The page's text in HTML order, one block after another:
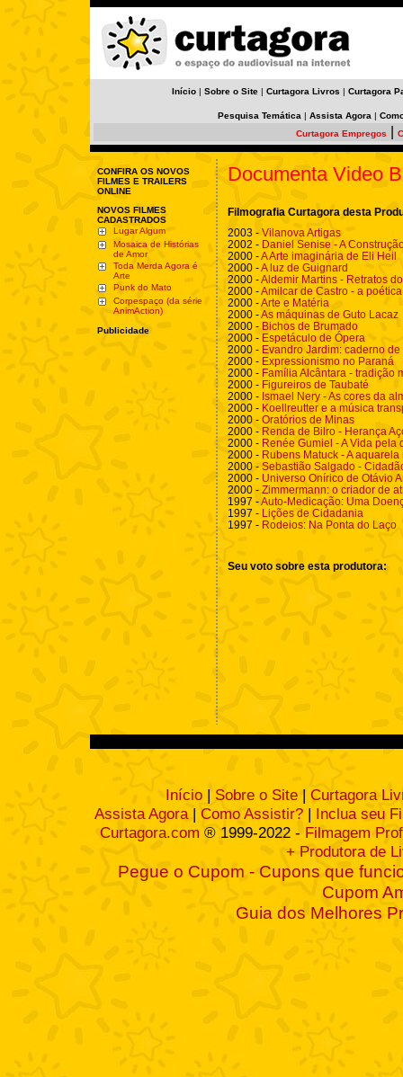
Início | Sobre o Site | Curtagora Livros | Curtagora
Pesquisa Temática | Assista Agora |
Curtagora Empregos
CONFIRA OS NOVOS
FILMES E TRAILERS
ONLINE
NOVOS FILMES
CADASTRADOS
Lugar Algum
Mosaica de Histórias
de Amor
Toda Merda Agora é
Arte
Punk do Mato
Corpespaço (da série
AnimAction)
Publicidade
Documenta Video
Filmografia Curtagora desta
2003 - Vilanova Artigas
2002 - Daniel Senise - A
2000 -A Arte imaginária de Eli Heil
2000 -A luz de Guignard
2000 -Aldemir Martins - Retratos
2000 -Amilcar de Castro - a
2000 -Arte e Matéria
2000 -As máquinas de Guto Lacaz
2000 - Bichos de Brumado
2000 - Espetáculo de Ópera
2000 - Evandro Jardim: caderno
2000 - Expressionismo no Paraná
2000 - Família Alcântara - tradição
2000 - Figureiros de Taubaté
2000 - Ismael Nery - As cores da
2000 - Koellreutter e a música
2000 - Oratórios de Minas
2000 - Renda de Bilro - Herança
2000 - Renée Gumiel - A Vida pela
2000 - Rubens Matuck - A aquarela
2000 - Sebastião Salgado -
2000 - Universo Onírico de Otávio
2000 - Zimmermann: o criador de
1997 -Auto-Medicação: Uma
1997 - Lições de Cidadania
1997 - Rodeios: Na Ponta do Laço
Seu voto sobre esta produtora:
Início | Sobre o Site | Curtagora
Assista Agora| Como Assistir? | Inclua seu
Curtagora.com ® 1999-2022 - Filmagem
+ Produtora de
Pegue o Cupom - Cupons que
Cupom
Guia dos Melhores